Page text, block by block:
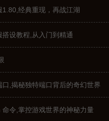
1.80,经典重现，再战江湖
搭设教程,从入门到精通
口,揭秘独特端口背后的奇幻世界
命令,掌控游戏世界的神秘力量